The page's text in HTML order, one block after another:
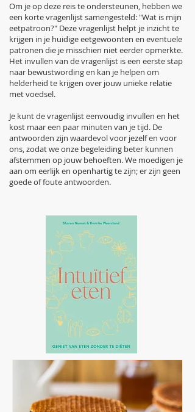
Om je op deze reis te ondersteunen, hebben we
een korte vragenlijst samengesteld: "Wat is mijn
eetpatroon?" Deze vragenlijst helpt je inzicht te
krijgen in je huidige eetgewoonten en eventuele
patronen die je misschien niet eerder opmerkte.
Het invullen van de vragenlijst is een eerste stap
naar bewustwording en kan je helpen om
helderheid te krijgen over jouw unieke relatie
met voedsel.
Je kunt de vragenlijst eenvoudig invullen en het
kost maar een paar minuten van je tijd. De
antwoorden zijn waardevol voor jezelf en voor
ons, zodat we onze begeleiding beter kunnen
afstemmen op jouw behoeften. We moedigen je
aan om eerlijk en openhartig te zijn; er zijn geen
goede of foute antwoorden.